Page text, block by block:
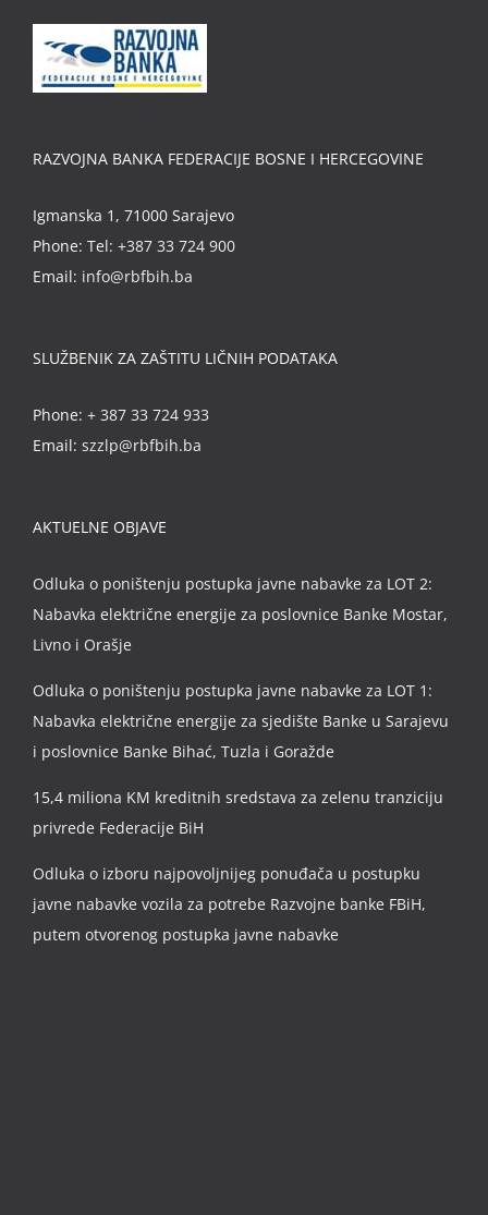
RAZVOJNA BANKA FEDERACIJE BOSNE I HERCEGOVINE
Igmanska 1, 71000 Sarajevo
Phone: Tel: +387 33 724 900
Email: info@rbfbih.ba
SLUŽBENIK ZA ZAŠTITU LIČNIH PODATAKA
Phone: + 387 33 724 933
Email: szzlp@rbfbih.ba
AKTUELNE OBJAVE
Odluka o poništenju postupka javne nabavke za LOT 2:
Nabavka električne energije za poslovnice Banke Mostar,
Livno i Orašje
Odluka o poništenju postupka javne nabavke za LOT 1:
Nabavka električne energije za sjedište Banke u Sarajevu
i poslovnice Banke Bihać, Tuzla i Goražde
15,4 miliona KM kreditnih sredstava za zelenu tranziciju
privrede Federacije BiH
Odluka o izboru najpovoljnijeg ponuđača u postupku
javne nabavke vozila za potrebe Razvojne banke FBiH,
putem otvorenog postupka javne nabavke